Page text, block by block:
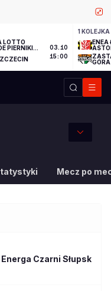
LOTTO
PIERNIKI
03.10
15:00
1 KOLEJKA
ENEA
GÓRA
Mecz po
Energa Czarni Słupsk